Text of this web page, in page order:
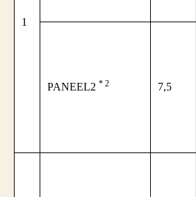
1
PANEEL2 * 2 7,5